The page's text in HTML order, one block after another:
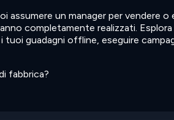
assumere un manager per vendere o
completamente realizzati. Esplora
guadagni offline, eseguire
fabbrica?